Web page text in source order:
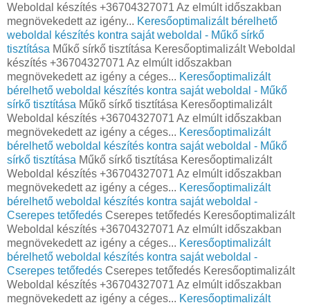
Weboldal készítés +36704327071 Az elmúlt időszakban
megnövekedett az igény... Keresőoptimalizált bérelhető
weboldal készítés kontra saját weboldal - Műkő sírkő
tisztítása Műkő sírkő tisztítása Keresőoptimalizált Weboldal
készítés +36704327071 Az elmúlt időszakban
megnövekedett az igény a céges... Keresőoptimalizált
bérelhető weboldal készítés kontra saját weboldal - Műkő
sírkő tisztítása Műkő sírkő tisztítása Keresőoptimalizált
Weboldal készítés +36704327071 Az elmúlt időszakban
megnövekedett az igény a céges... Keresőoptimalizált
bérelhető weboldal készítés kontra saját weboldal - Műkő
sírkő tisztítása Műkő sírkő tisztítása Keresőoptimalizált
Weboldal készítés +36704327071 Az elmúlt időszakban
megnövekedett az igény a céges... Keresőoptimalizált
bérelhető weboldal készítés kontra saját weboldal -
Cserepes tetőfedés Cserepes tetőfedés Keresőoptimalizált
Weboldal készítés +36704327071 Az elmúlt időszakban
megnövekedett az igény a céges... Keresőoptimalizált
bérelhető weboldal készítés kontra saját weboldal -
Cserepes tetőfedés Cserepes tetőfedés Keresőoptimalizált
Weboldal készítés +36704327071 Az elmúlt időszakban
megnövekedett az igény a céges... Keresőoptimalizált